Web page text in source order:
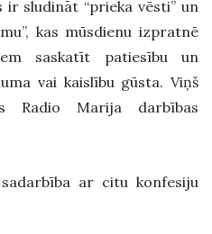
ir sludināt “prieka vēsti” un
kas mūsdienu izpratnē
saskatīt patiesību un
vai kaislību gūsta. Viņš
Radio Marija darbības
sadarbība ar citu konfesiju